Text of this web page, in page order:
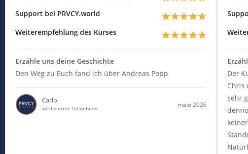
Support bei PRVCY.world
Weiterempfehlung des Kurses
Erzähle uns deine Geschichte
Den Weg zu Euch fand ich über Andreas Popp
Carlo
verifizierter Teilnehmer
maio 2026
Der
Chris
sehr